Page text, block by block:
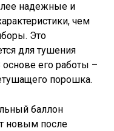
надежные и
чем
Это
для тушения
его работы –
порошка.
баллон
новым после